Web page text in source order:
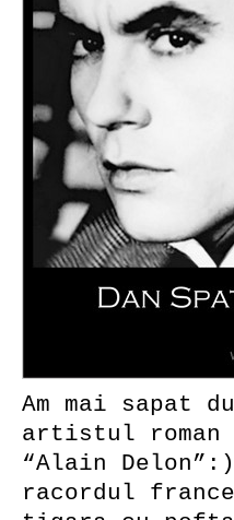
Am mai sapat
artistul roman
“Alain
racordul